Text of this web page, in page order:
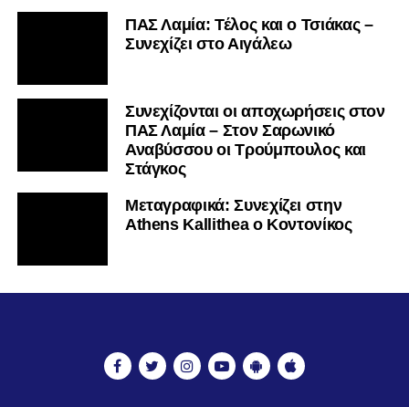
ΠΑΣ Λαμία: Τέλος και ο Τσιάκας –
Συνεχίζει στο Αιγάλεω
Συνεχίζονται οι αποχωρήσεις στον
ΠΑΣ Λαμία – Στον Σαρωνικό
Αναβύσσου οι Τρούμπουλος και
Στάγκος
Mεταγραφικά: Συνεχίζει στην
Athens Kallithea ο Κοντονίκος